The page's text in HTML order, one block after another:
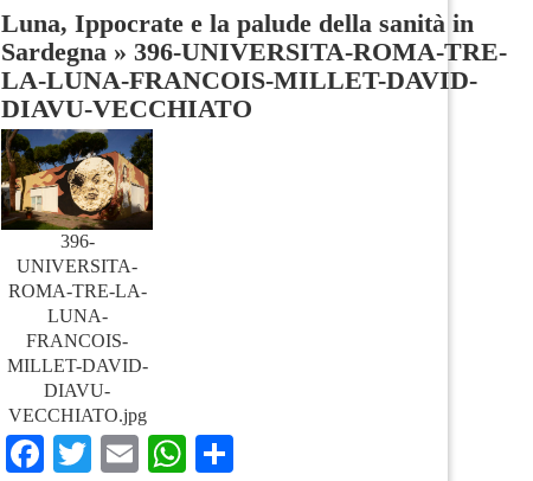
Luna, Ippocrate e la palude della sanità in
Sardegna » 396-UNIVERSITA-ROMA-TRE-
LA-LUNA-FRANCOIS-MILLET-DAVID-
DIAVU-VECCHIATO
396-
UNIVERSITA-
ROMA-TRE-LA-
LUNA-
FRANCOIS-
MILLET-DAVID-
DIAVU-
VECCHIATO.jpg
Facebook
TwitterEmailWhatsApp